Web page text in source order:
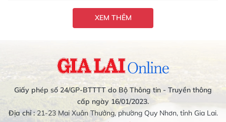
XEM THÊM
Giấy phép số 24/GP-BTTTT do Bộ Thông tin - Truyền thông
cấp ngày 16/01/2023.
Địa chỉ :21-23 Mai Xuân Thưởng, phường Quy Nhơn, tỉnh Gia Lai.